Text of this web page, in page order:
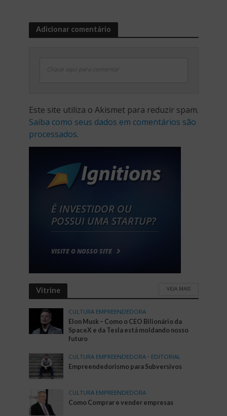
Adicionar comentário
Clique aqui para comentar
Este site utiliza o Akismet para reduzir spam.
Saiba como seus dados em comentários são
processados.
Vitrine VEJA MAIS
CULTURA EMPREENDEDORA
Elon Musk – Como o CEO Bilionário da
SpaceX e da Tesla está moldando nosso
futuro
CULTURA EMPREENDEDORA • EDITORIAL
Empreendedorismo para Subversivos
CULTURA EMPREENDEDORA
Como Comprar e vender empresas